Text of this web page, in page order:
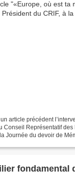
article précédent
Conseil Représentatif des
Journée du devoir de
fondamental